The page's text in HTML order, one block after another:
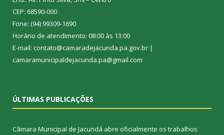
CEP: 68590-000
Fone: (94) 99309-1690
Horário de atendimento: 08:00 às 13:00
E-mail: contato@camaradejacunda.pa.gov.br |
camaramunicipaldejacunda.pa@gmail.com
ÚLTIMAS PUBLICAÇÕES
Câmara Municipal de Jacundá abre oficialmente os trabalhos